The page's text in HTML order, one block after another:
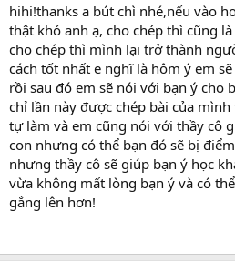
hihi!thanks a bút chì nhé,nếu vào
thật khó anh ạ, cho chép thì cũng
cho chép thì mình lại trở thành
cách tốt nhất e nghĩ là hôm ý em
rồi sau đó em sẽ nói với bạn ý cho
chỉ lần này được chép bài của
tự làm và em cũng nói với thầy cô
con nhưng có thể bạn đó sẽ bị
nhưng thầy cô sẽ giúp bạn ý học
vừa không mất lòng bạn ý và có
gắng lên hơn!